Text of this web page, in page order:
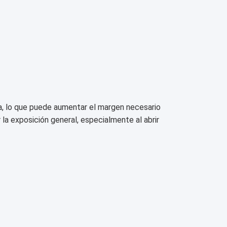
que puede aumentar el margen necesario
exposición general, especialmente al abrir